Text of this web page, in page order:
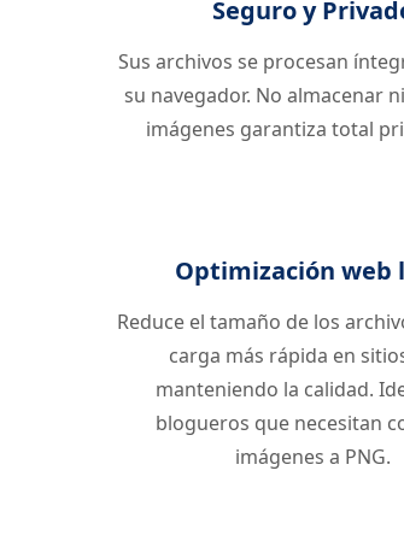
Seguro y
Sus archivos se procesan
su navegador. No almacenar
imágenes garantiza total
Optimización web
Reduce el tamaño de los
carga más rápida en
manteniendo la calidad.
blogueros que necesitan
imágenes a PNG.